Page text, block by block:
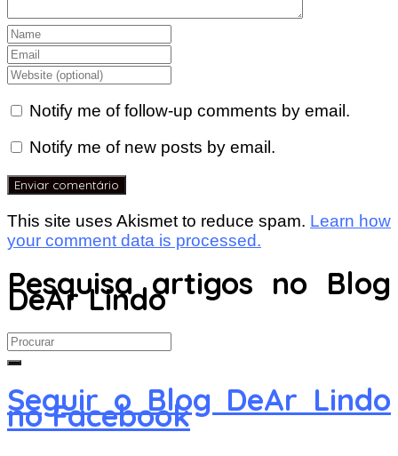
Notify me of follow-up comments by email.
Notify me of new posts by email.
This site uses Akismet to reduce spam. Learn how
your comment data is processed.
Pesquisa artigos no Blog
DeAr Lindo
Search
for:
Seguir o Blog DeAr Lindo
no Facebook